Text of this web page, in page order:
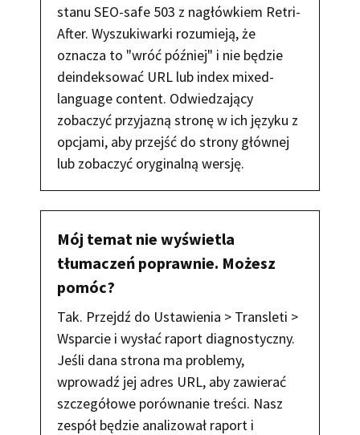
stanu SEO-safe 503 z nagłówkiem Retri-
After. Wyszukiwarki rozumieją, że
oznacza to "wróć później" i nie będzie
deindeksować URL lub index mixed-
language content. Odwiedzający
zobaczyć przyjazną stronę w ich języku z
opcjami, aby przejść do strony głównej
lub zobaczyć oryginalną wersję.
Mój temat nie wyświetla
tłumaczeń poprawnie. Możesz
pomóc?
Tak. Przejdź do Ustawienia > Transleti >
Wsparcie i wysłać raport diagnostyczny.
Jeśli dana strona ma problemy,
wprowadź jej adres URL, aby zawierać
szczegółowe porównanie treści. Nasz
zespół będzie analizował raport i